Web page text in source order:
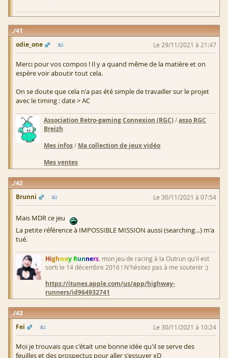
41
odie_one
Le 29/11/2021 à 21:47
Merci pour vos compos ! Il y a quand même de la matière et on
espère voir aboutir tout cela.
On se doute que cela n'a pas été simple de travailler sur le projet
avec le timing : date > AC
Association Retro-gaming Connexion (RGC)/asso RGC
Breizh
Mes infos/ Ma collection de jeux vidéo
Mes ventes
42
Brunni
Le 30/11/2021 à 07:54
Mais MDR ce jeu
La petite référence à IMPOSSIBLE MISSION aussi (searching…) m'a
tué.
Highway Runners , mon jeu de racing à la Outrun qu'il est
sorti le 14 décembre 2016 ! N'hésitez pas à me soutenir :)
https://itunes.apple.com/us/app/highway-
runners/id964932741
43
Fei
Le 30/11/2021 à 10:24
Moi je trouvais que c'était une bonne idée qu'il se serve des
feuilles et des prospectus pour aller s'essuyer xD